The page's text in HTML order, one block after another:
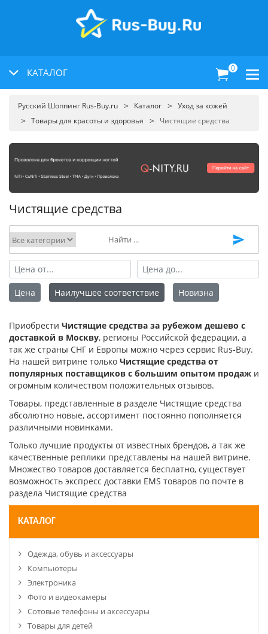
КАТАЛОГ 0
Русский Шоппинг Rus-Buy.ru Каталог
Уход за кожей
Товары для красоты и здоровья
Чистящие средства
Чистящие средства
КАТАЛОГ
Одежда, обувь и аксессуары
Компьютеры
Электроника
Фото и видеокамеры
Сотовые телефоны и аксессуары
Товары для детей
Цена Наилучшее соответствие Новизна
Приобрести Чистящие средства за рубежом дешево с
доставкой в Москву, регионы Российской федерации, а
так же страны СНГ и Европы можно через сервис Rus-Buy.
На нашей витрине только Чистящие средства от
популярных поставщиков с большим опытом продаж и
огромным количеством положительных отзывов.
Товары, представленные в разделе Чистящие средства
абсолютно новые, ассортимент постоянно пополняется
различными новинками.
Только лучшие продукты от известных брендов, а так же
качественные реплики представлены на нашей витрине.
Множество товаров доставляется бесплатно, существует
возможность экспресс доставки EMS товаров по почте в
раздела Чистящие средства